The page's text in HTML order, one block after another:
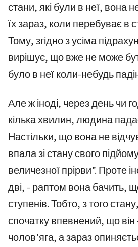
стани, які були в неї, вона
їх зараз, коли перебуває в
Тому, згідно з усіма
вирішує, що вже не може
було в неї коли-небудь
Але ж іноді, через день чи
кілька хвилин, людина
Настільки, що вона не
впала зі стану свого
величезної прірви”. Проте
дві, - раптом вона бачить,
ступенів. Тобто, з того
спочатку впевнений, що він
чолов’яга, а зараз